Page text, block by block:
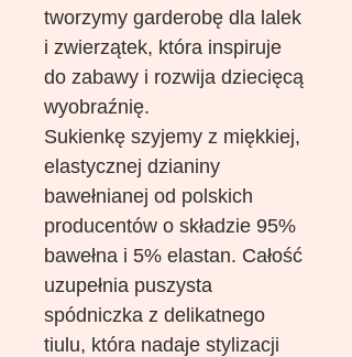
tworzymy garderobę dla lalek
i zwierzątek, która inspiruje
do zabawy i rozwija dziecięcą
wyobraźnię.
Sukienkę szyjemy z miękkiej,
elastycznej dzianiny
bawełnianej od polskich
producentów o składzie 95%
bawełna i 5% elastan. Całość
uzupełnia puszysta
spódniczka z delikatnego
tiulu, która nadaje stylizacji